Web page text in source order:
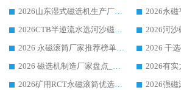
2026山东湿式磁选机生产厂家推荐：华体会手机网页版-华体会(中国) ，深耕磁电领域十余载
2026CTB半逆流水选河沙磁选机哪家好_华体会手机网页版-华体会(中国) _值得信赖
2026 永磁滚筒厂家推荐榜单：技术与实力双驱，华体会手机网页版-华体会(中国) 表现突出
2026 磁选机制造厂家盘点_华体会手机网页版-华体会(中国) _综合实力剖析
2026矿用RCT永磁滚筒优选厂家_华体会手机网页版-华体会(中国) 领衔靠谱品牌盘点